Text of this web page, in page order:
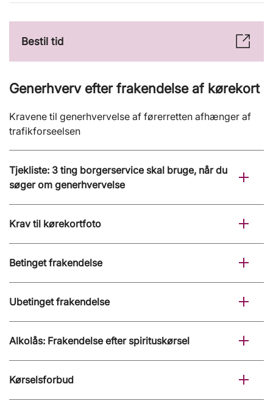
Bestil tid
Generhverv efter frakendelse af kørekort
Kravene til generhvervelse af førerretten afhænger af
trafikforseelsen
Tjekliste: 3 ting borgerservice skal bruge, når du
søger om generhvervelse
Krav til kørekortfoto
Betinget frakendelse
Ubetinget frakendelse
Alkolås: Frakendelse efter spirituskørsel
Kørselsforbud